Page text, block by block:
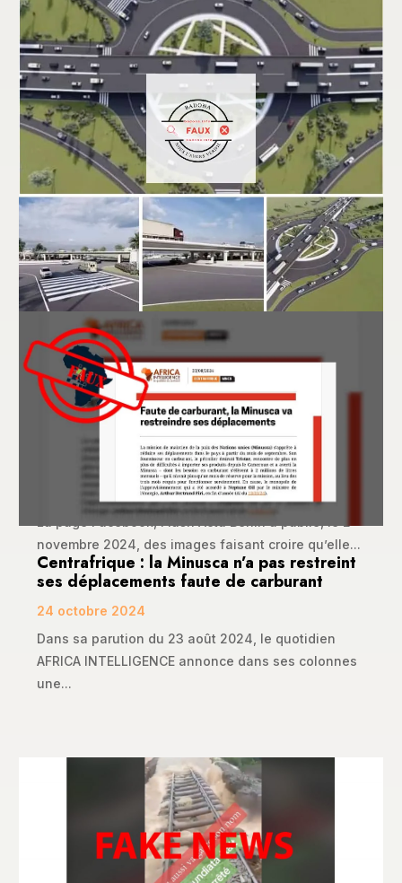
Bénin : faux, ces images ne montrent pas
la maquette du futur échangeur de
Vêdoko
10 novembre 2024
novembre 2024, des images faisant croire qu’elle...
Centrafrique : la Minusca n’a pas restreint
ses déplacements faute de carburant
24 octobre 2024
Dans sa parution du 23 août 2024, le quotidien
AFRICA INTELLIGENCE annonce dans ses colonnes
une...